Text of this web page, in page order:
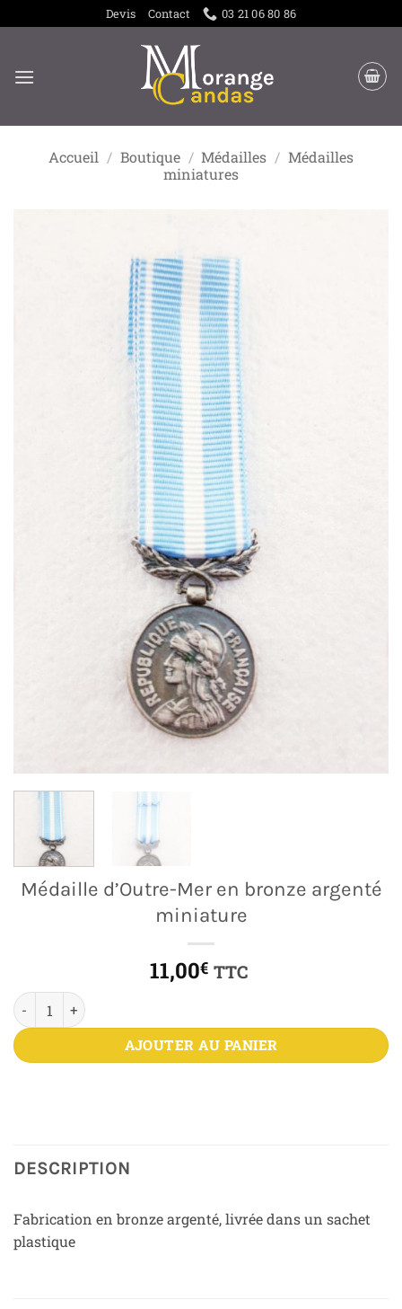
au
Devis Contact 03 21 06 80 86
Accueil / Boutique / Médailles / Médailles
miniatures
Médaille d’Outre-Mer en bronze argenté
miniature
11,00€ TTC
quantité de Médaille d'Outre-Mer en bronze argenté miniature
AJOUTER AU PANIER
DESCRIPTION
Fabrication en bronze argenté, livrée dans un sachet
plastique